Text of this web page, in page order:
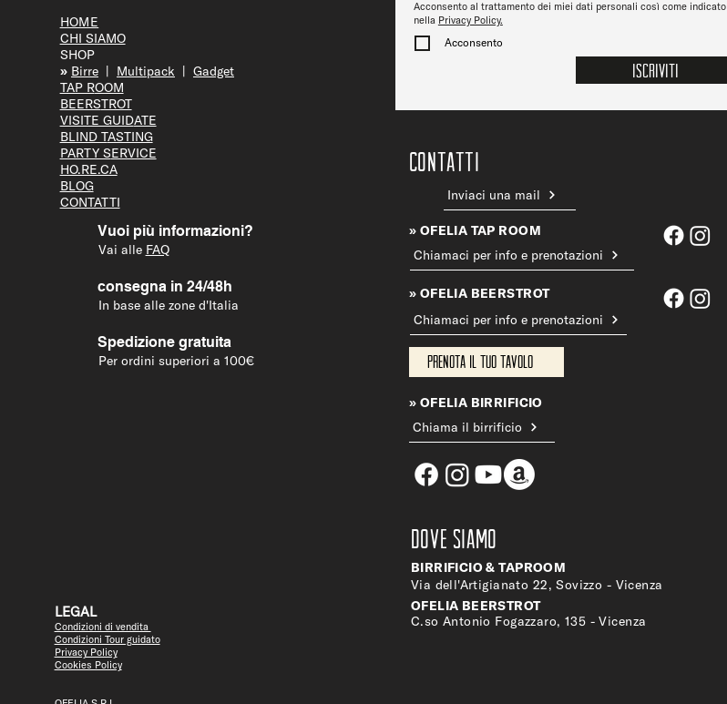
HOME
CHI SIAMO
SHOP
» Birre | Multipack | Gadget
TAP ROOM
BEERSTROT
VISITE GUIDATE
BLIND TASTING
PARTY SERVICE
HO.RE.CA
BLOG
CONTATTI
Vuoi più informazioni?
Vai alle FAQ
consegna in 24/48h
In base alle zone d'Italia
Spedizione gratuita
Per ordini superiori a 100€
LEGAL
Condizioni di vendita
Condizioni Tour guidato
Privacy Policy
Cookies Policy
Acconsento al trattamento dei miei dati personali così come indicato
nella Privacy Policy.
Acconsento
Iscriviti
CONTATTi
Inviaci una mail
» OFELIA TAP ROOM
Chiamaci per info e prenotazioni
» OFELIA BEERSTROT
Chiamaci per info e prenotazioni
Prenota il tuo tavolo
» OFELIA BIRRIFICIO
Chiama il birrificio
DOVE SIAMO
BIRRIFICIO & TAPROOM
Via dell'Artigianato 22, Sovizzo - Vicenza
OFELIA BEERSTROT
C.so Antonio Fogazzaro, 135 - Vicenza